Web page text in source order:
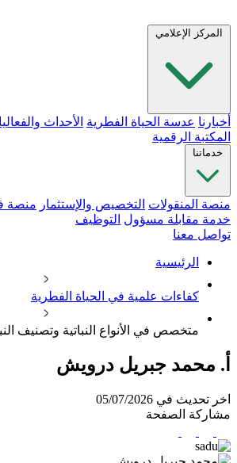
المركز الإعلامي
أخبارنا عدسة الحياة الفطرية الأحداث
المكتبة الرقمية
خدماتنا
منصة المنقولات التخصيص والإستثمار منصة
خدمة مقابلة مسؤول التوظيف
تواصل معنا
الرئيسية
كفاءات علمية في الحياة الفطرية
متخصص في الأنواع النباتية وتصنيف
أ. محمد جبريل درويش
اخر تحديث في 05/07/2026
مشاركة الصفحة